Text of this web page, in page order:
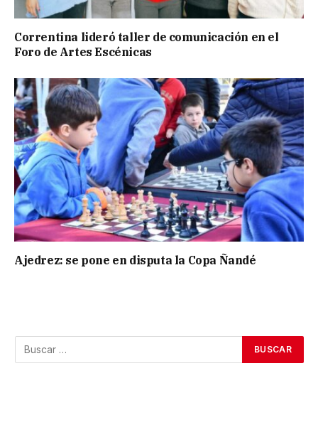
Correntina lideró taller de comunicación en el
Foro de Artes Escénicas
Ajedrez: se pone en disputa la Copa Ñandé